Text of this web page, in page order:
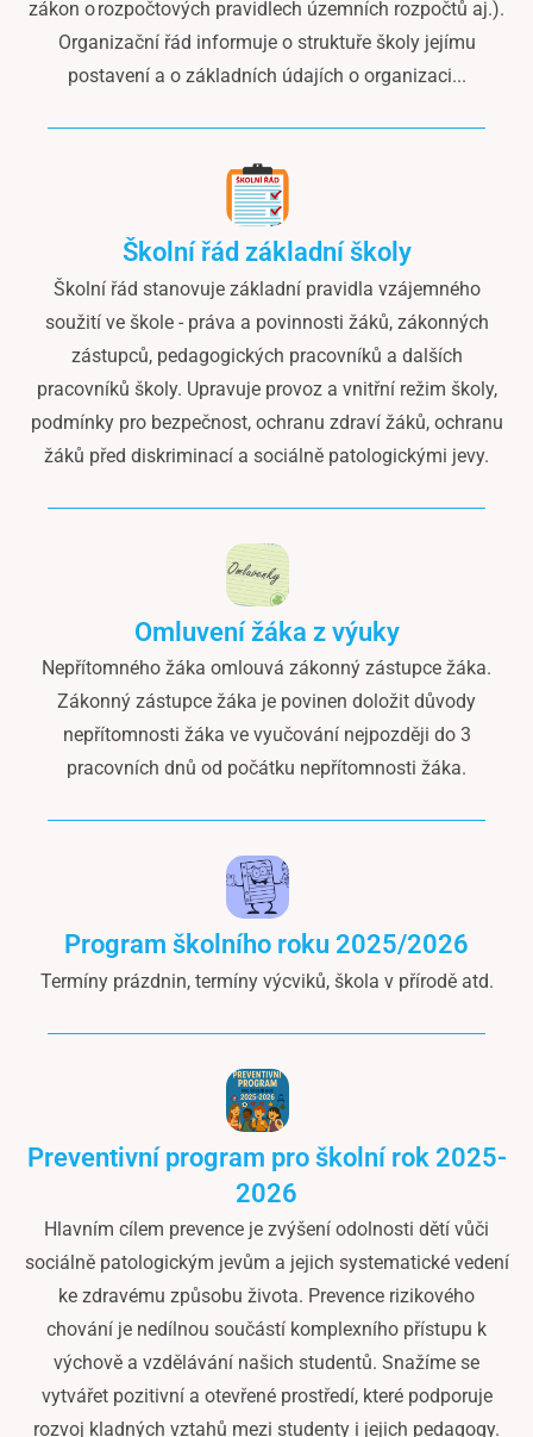
zákon o rozpočtových pravidlech územních rozpočtů aj.).
Organizační řád informuje o struktuře školy jejímu
postavení a o základních údajích o organizaci...
Školní řád základní školy
Školní řád stanovuje základní pravidla vzájemného
soužití ve škole - práva a povinnosti žáků, zákonných
zástupců, pedagogických pracovníků a dalších
pracovníků školy. Upravuje provoz a vnitřní režim školy,
podmínky pro bezpečnost, ochranu zdraví žáků, ochranu
žáků před diskriminací a sociálně patologickými jevy.
Omluvení žáka z výuky
Nepřítomného žáka omlouvá zákonný zástupce žáka.
Zákonný zástupce žáka je povinen doložit důvody
nepřítomnosti žáka ve vyučování nejpozději do 3
pracovních dnů od počátku nepřítomnosti žáka.
Program školního roku 2025/2026
Termíny prázdnin, termíny výcviků, škola v přírodě atd.
Preventivní program pro školní rok 2025-
2026
Hlavním cílem prevence je zvýšení odolnosti dětí vůči
sociálně patologickým jevům a jejich systematické vedení
ke zdravému způsobu života. Prevence rizikového
chování je nedílnou součástí komplexního přístupu k
výchově a vzdělávání našich studentů. Snažíme se
vytvářet pozitivní a otevřené prostředí, které podporuje
rozvoj kladných vztahů mezi studenty i jejich pedagogy.